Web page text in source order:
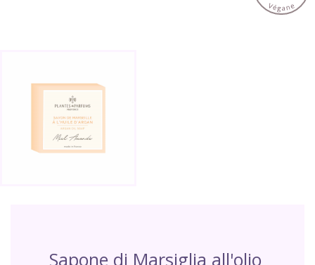
Sapone di Marsiglia all'olio